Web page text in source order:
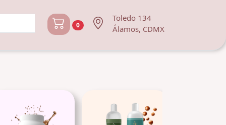
0
Toledo 134
Álamos, CDMX